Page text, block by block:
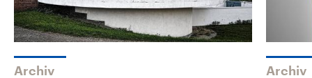
Archiv Archiv